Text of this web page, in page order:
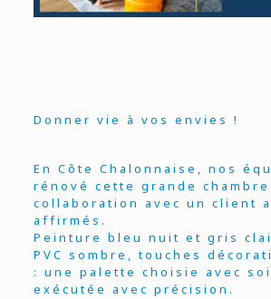
Donner vie à vos envies !
En Côte Chalonnaise, nos
rénové cette grande
collaboration avec un client
affirmés.
Peinture bleu nuit et gris
PVC sombre, touches
: une palette choisie avec
exécutée avec précision.